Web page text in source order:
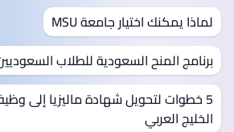
لماذا يمكنك اختيار جامعة MSU
برنامج المنح السعودية للطلاب
5 خطوات لتحويل شهادة ماليزيا إلى
الخليج العربي